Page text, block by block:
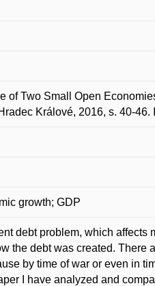
of Two Small Open
Králové, 2016, s. 40-
growth; GDP
debt problem, which affects
the debt was created. There
by time of war or even in
I have analyzed and